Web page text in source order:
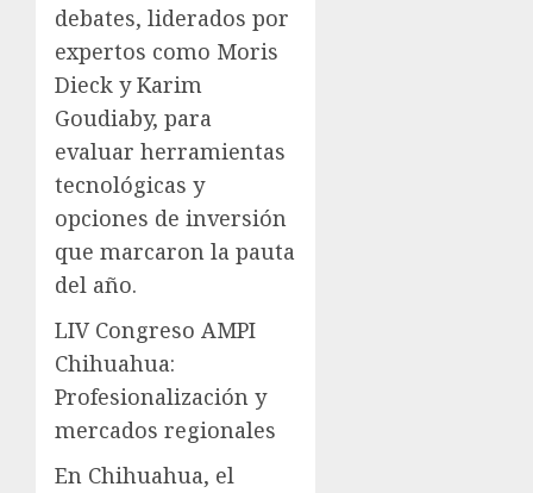
debates, liderados por
expertos como Moris
Dieck y Karim
Goudiaby, para
evaluar herramientas
tecnológicas y
opciones de inversión
que marcaron la pauta
del año.
LIV Congreso AMPI
Chihuahua:
Profesionalización y
mercados regionales
En Chihuahua, el